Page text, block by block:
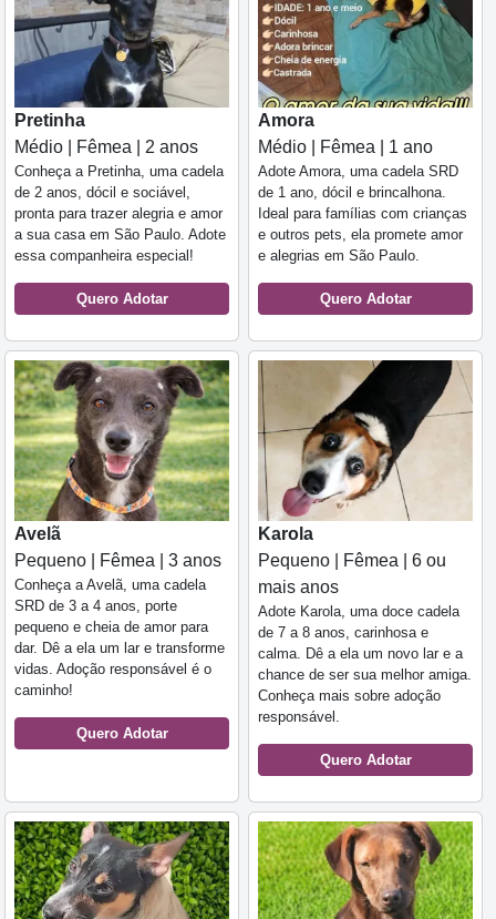
Pretinha
Médio | Fêmea | 2 anos
Conheça a Pretinha, uma cadela
de 2 anos, dócil e sociável,
pronta para trazer alegria e amor
a sua casa em São Paulo. Adote
essa companheira especial!
Quero Adotar
Amora
Médio | Fêmea | 1 ano
Adote Amora, uma cadela SRD
de 1 ano, dócil e brincalhona.
Ideal para famílias com crianças
e outros pets, ela promete amor
e alegrias em São Paulo.
Quero Adotar
Avelã
Pequeno | Fêmea | 3 anos
Conheça a Avelã, uma cadela
SRD de 3 a 4 anos, porte
pequeno e cheia de amor para
dar. Dê a ela um lar e transforme
vidas. Adoção responsável é o
caminho!
Quero Adotar
Karola
Pequeno | Fêmea | 6 ou
mais anos
Adote Karola, uma doce cadela
de 7 a 8 anos, carinhosa e
calma. Dê a ela um novo lar e a
chance de ser sua melhor amiga.
Conheça mais sobre adoção
responsável.
Quero Adotar